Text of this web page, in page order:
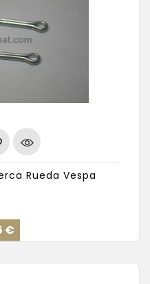
Rueda Vespa
€